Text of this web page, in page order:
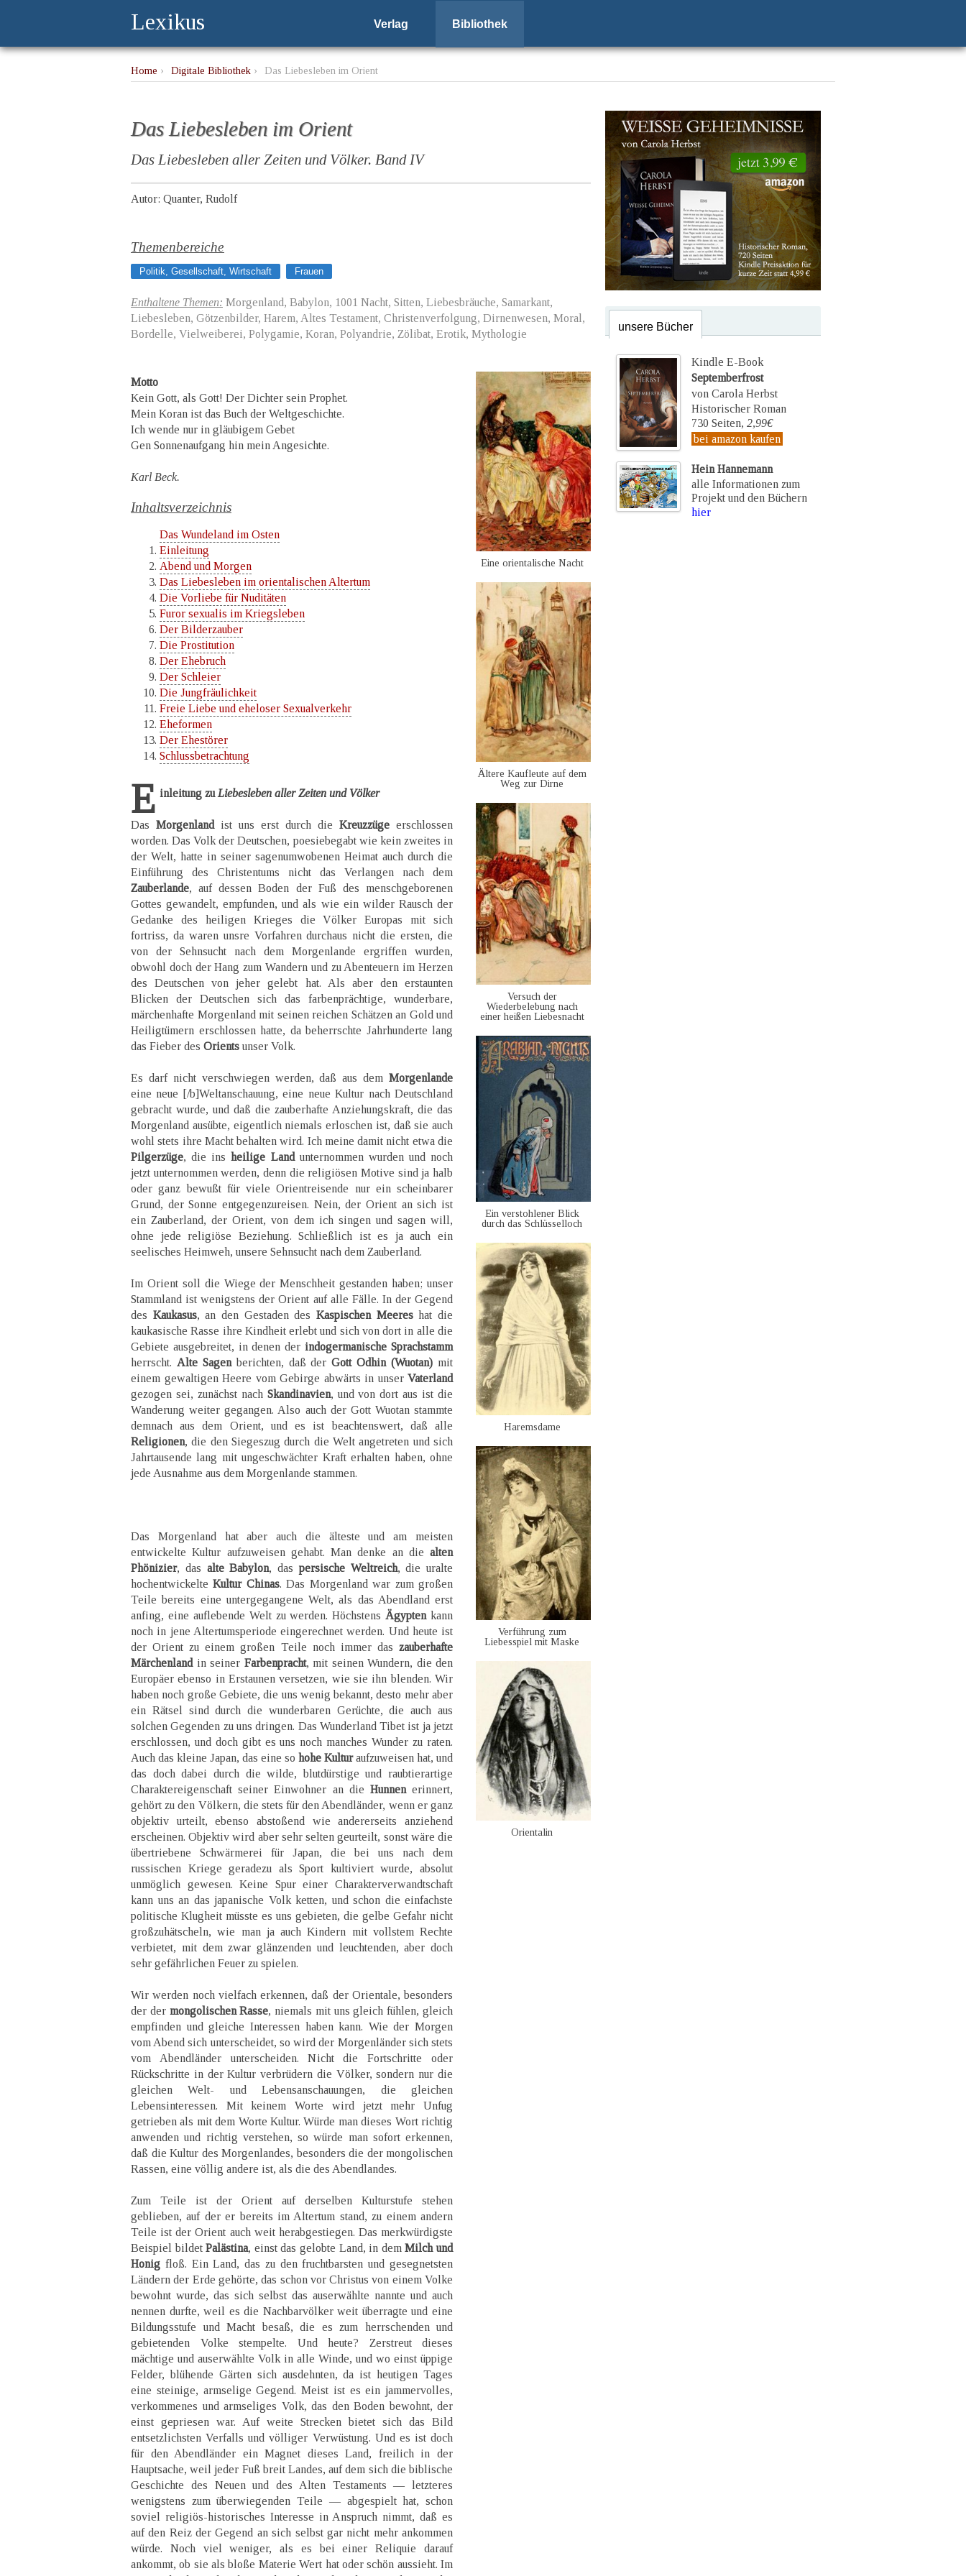
Lexikus Verlag Bibliothek
Home › Digitale Bibliothek › Das Liebesleben im Orient
Das Liebesleben im Orient
Das Liebesleben aller Zeiten und Völker. Band IV
Autor: Quanter, Rudolf
Themenbereiche
Politik, Gesellschaft, Wirtschaft Frauen
Enthaltene Themen: Morgenland, Babylon, 1001 Nacht, Sitten, Liebesbräuche, Samarkant,
Liebesleben, Götzenbilder, Harem, Altes Testament, Christenverfolgung, Dirnenwesen, Moral,
Bordelle, Vielweiberei, Polygamie, Koran, Polyandrie, Zölibat, Erotik, Mythologie
Motto
Kein Gott, als Gott! Der Dichter sein Prophet.
Mein Koran ist das Buch der Weltgeschichte.
Ich wende nur in gläubigem Gebet
Gen Sonnenaufgang hin mein Angesichte.
Karl Beck.
Inhaltsverzeichnis
Das Wundeland im Osten
Einleitung
Abend und Morgen
Das Liebesleben im orientalischen Altertum
Die Vorliebe für Nuditäten
Furor sexualis im Kriegsleben
Der Bilderzauber
Die Prostitution
Der Ehebruch
Der Schleier
Die Jungfräulichkeit
Freie Liebe und eheloser Sexualverkehr
Eheformen
Der Ehestörer
Schlussbetrachtung
E inleitung zu Liebesleben aller Zeiten und Völker
Das Morgenland ist uns erst durch die Kreuzzüge erschlossen
worden. Das Volk der Deutschen, poesiebegabt wie kein zweites in
der Welt, hatte in seiner sagenumwobenen Heimat auch durch die
Einführung des Christentums nicht das Verlangen nach dem
Zauberlande, auf dessen Boden der Fuß des menschgeborenen
Gottes gewandelt, empfunden, und als wie ein wilder Rausch der
Gedanke des heiligen Krieges die Völker Europas mit sich
fortriss, da waren unsre Vorfahren durchaus nicht die ersten, die
von der Sehnsucht nach dem Morgenlande ergriffen wurden,
obwohl doch der Hang zum Wandern und zu Abenteuern im Herzen
des Deutschen von jeher gelebt hat. Als aber den erstaunten
Blicken der Deutschen sich das farbenprächtige, wunderbare,
märchenhafte Morgenland mit seinen reichen Schätzen an Gold und
Heiligtümern erschlossen hatte, da beherrschte Jahrhunderte lang
das Fieber des Orients unser Volk.
Es darf nicht verschwiegen werden, daß aus dem Morgenlande
eine neue [/b]Weltanschauung, eine neue Kultur nach Deutschland
gebracht wurde, und daß die zauberhafte Anziehungskraft, die das
Morgenland ausübte, eigentlich niemals erloschen ist, daß sie auch
wohl stets ihre Macht behalten wird. Ich meine damit nicht etwa die
Pilgerzüge, die insheilige Land unternommen wurden und noch
jetzt unternommen werden, denn die religiösen Motive sind ja halb
oder ganz bewußt für viele Orientreisende nur ein scheinbarer
Grund, der Sonne entgegenzureisen. Nein, der Orient an sich ist
ein Zauberland, der Orient, von dem ich singen und sagen will,
ohne jede religiöse Beziehung. Schließlich ist es ja auch ein
seelisches Heimweh, unsere Sehnsucht nach dem Zauberland.
Im Orient soll die Wiege der Menschheit gestanden haben; unser
Stammland ist wenigstens der Orient auf alle Fälle. In der Gegend
des Kaukasus, an den Gestaden desKaspischen Meereshat die
kaukasische Rasse ihre Kindheit erlebt und sich von dort in alle die
Gebiete ausgebreitet, in denen der indogermanische Sprachstamm
herrscht. Alte Sagenberichten, daß derGott Odhin (Wuotan) mit
einem gewaltigen Heere vom Gebirge abwärts in unser Vaterland
gezogen sei, zunächst nach Skandinavien, und von dort aus ist die
Wanderung weiter gegangen. Also auch der Gott Wuotan stammte
demnach aus dem Orient, und es ist beachtenswert, daß alle
Religionen, die den Siegeszug durch die Welt angetreten und sich
Jahrtausende lang mit ungeschwächter Kraft erhalten haben, ohne
jede Ausnahme aus dem Morgenlande stammen.
Das Morgenland hat aber auch die älteste und am meisten
entwickelte Kultur aufzuweisen gehabt. Man denke an die alten
Phönizier, das alte Babylon, das persische Weltreich, die uralte
hochentwickelteKultur Chinas. Das Morgenland war zum großen
Teile bereits eine untergegangene Welt, als das Abendland erst
anfing, eine auflebende Welt zu werden. Höchstens Ägypten kann
noch in jene Altertumsperiode eingerechnet werden. Und heute ist
der Orient zu einem großen Teile noch immer das zauberhafte
Märchenland in seiner Farbenpracht, mit seinen Wundern, die den
Europäer ebenso in Erstaunen versetzen, wie sie ihn blenden. Wir
haben noch große Gebiete, die uns wenig bekannt, desto mehr aber
ein Rätsel sind durch die wunderbaren Gerüchte, die auch aus
solchen Gegenden zu uns dringen. Das Wunderland Tibet ist ja jetzt
erschlossen, und doch gibt es uns noch manches Wunder zu raten.
Auch das kleine Japan, das eine so hohe Kulturaufzuweisen hat, und
das doch dabei durch die wilde, blutdürstige und raubtierartige
Charaktereigenschaft seiner Einwohner an die Hunnenerinnert,
gehört zu den Völkern, die stets für den Abendländer, wenn er ganz
objektiv urteilt, ebenso abstoßend wie andererseits anziehend
erscheinen. Objektiv wird aber sehr selten geurteilt, sonst wäre die
übertriebene Schwärmerei für Japan, die bei uns nach dem
russischen Kriege geradezu als Sport kultiviert wurde, absolut
unmöglich gewesen. Keine Spur einer Charakterverwandtschaft
kann uns an das japanische Volk ketten, und schon die einfachste
politische Klugheit müsste es uns gebieten, die gelbe Gefahr nicht
großzuhätscheln, wie man ja auch Kindern mit vollstem Rechte
verbietet, mit dem zwar glänzenden und leuchtenden, aber doch
sehr gefährlichen Feuer zu spielen.
Wir werden noch vielfach erkennen, daß der Orientale, besonders
der der mongolischen Rasse, niemals mit uns gleich fühlen, gleich
empfinden und gleiche Interessen haben kann. Wie der Morgen
vom Abend sich unterscheidet, so wird der Morgenländer sich stets
vom Abendländer unterscheiden. Nicht die Fortschritte oder
Rückschritte in der Kultur verbrüdern die Völker, sondern nur die
gleichen Welt- und Lebensanschauungen, die gleichen
Lebensinteressen. Mit keinem Worte wird jetzt mehr Unfug
getrieben als mit dem Worte Kultur. Würde man dieses Wort richtig
anwenden und richtig verstehen, so würde man sofort erkennen,
daß die Kultur des Morgenlandes, besonders die der mongolischen
Rassen, eine völlig andere ist, als die des Abendlandes.
Zum Teile ist der Orient auf derselben Kulturstufe stehen
geblieben, auf der er bereits im Altertum stand, zu einem andern
Teile ist der Orient auch weit herabgestiegen. Das merkwürdigste
Beispiel bildetPalästina, einst das gelobte Land, in demMilch und
Honig floß. Ein Land, das zu den fruchtbarsten und gesegnetsten
Ländern der Erde gehörte, das schon vor Christus von einem Volke
bewohnt wurde, das sich selbst das auserwählte nannte und auch
nennen durfte, weil es die Nachbarvölker weit überragte und eine
Bildungsstufe und Macht besaß, die es zum herrschenden und
gebietenden Volke stempelte. Und heute? Zerstreut dieses
mächtige und auserwählte Volk in alle Winde, und wo einst üppige
Felder, blühende Gärten sich ausdehnten, da ist heutigen Tages
eine steinige, armselige Gegend. Meist ist es ein jammervolles,
verkommenes und armseliges Volk, das den Boden bewohnt, der
einst gepriesen war. Auf weite Strecken bietet sich das Bild
entsetzlichsten Verfalls und völliger Verwüstung. Und es ist doch
für den Abendländer ein Magnet dieses Land, freilich in der
Hauptsache, weil jeder Fuß breit Landes, auf dem sich die biblische
Geschichte des Neuen und des Alten Testaments — letzteres
wenigstens zum überwiegenden Teile — abgespielt hat, schon
soviel religiös-historisches Interesse in Anspruch nimmt, daß es
auf den Reiz der Gegend an sich selbst gar nicht mehr ankommen
würde. Noch viel weniger, als es bei einer Reliquie darauf
ankommt, ob sie als bloße Materie Wert hat oder schön aussieht. Im
Eine orientalische Nacht
Ältere Kaufleute auf dem
Weg zur Dirne
Versuch der
Wiederbelebung nach
einer heißen Liebesnacht
Ein verstohlener Blick
durch das Schlüsselloch
Haremsdame
Verführung zum
Liebesspiel mit Maske
Orientalin
unsere Bücher
Kindle E-Book
Septemberfrost
von Carola Herbst
Historischer Roman
730 Seiten, 2,99€
bei amazon kaufen
Hein Hannemann
alle Informationen zum
Projekt und den Büchern
hier